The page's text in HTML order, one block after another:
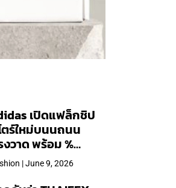
เปิดแฟล็กชิป
ตร์ใหม่บนนถนน
งวาด พร้อม %
และคอลเลก
นพิเศษเฉพาะสาขา
| June 9, 2026